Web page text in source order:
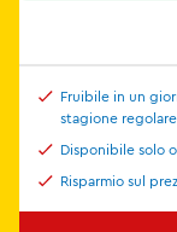
Fruibile in un
stagione
Disponibile solo
Risparmio sul